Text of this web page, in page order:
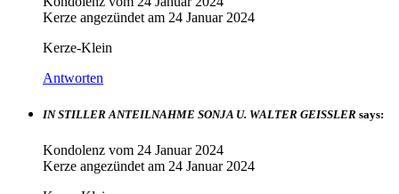
Kerze angezündet am 24 Januar 2024
Kerze-Klein
Antworten
IN STILLER ANTEILNAHME SONJA U. WALTER GEISSLER says:
Kondolenz vom 24 Januar 2024
Kerze angezündet am 24 Januar 2024